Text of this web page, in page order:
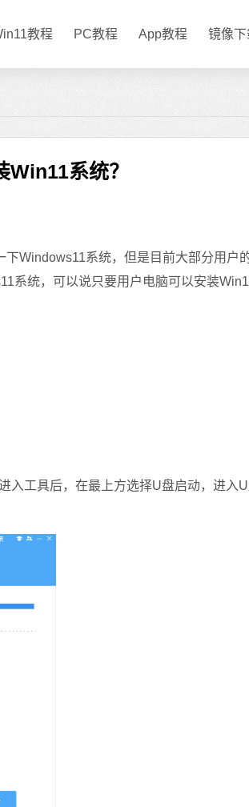
教程 PC教程 App教程 镜像下
系统？
Windows11系统，但是目前大部分用户
系统，可以说只要用户电脑可以安装
工具后，在最上方选择U盘启动，进入